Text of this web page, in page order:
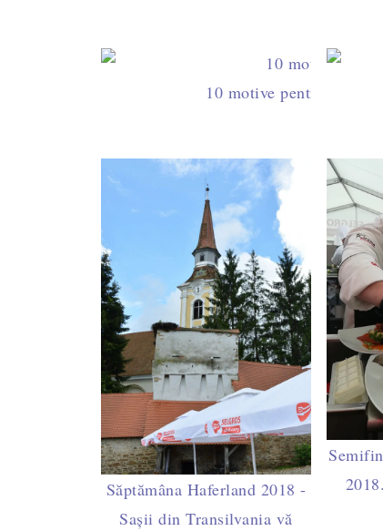
10 motive pentru care
Săptămâna Haferland 2018 -
Sașii din Transilvania vă